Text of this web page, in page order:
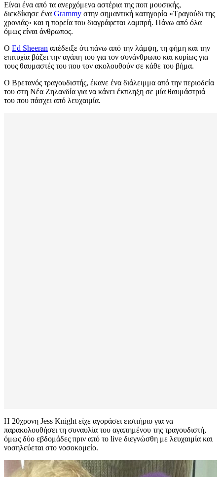
Είναι ένα από τα ανερχόμενα αστέρια της ποπ μουσικής,
διεκδίκησε ένα Grammy στην σημαντική κατηγορία «Τραγούδι της
χρονιάς» και η πορεία του διαγράφεται λαμπρή. Πάνω από όλα
όμως είναι άνθρωπος.
Ο Ed Sheeran απέδειξε ότι πάνω από την λάμψη, τη φήμη και την
επιτυχία βάζει την αγάπη του για τον συνάνθρωπο και κυρίως για
τους θαυμαστές του που τον ακολουθούν σε κάθε του βήμα.
Ο Βρετανός τραγουδιστής, έκανε ένα διάλειμμα από την περιοδεία
του στη Νέα Ζηλανδία για να κάνει έκπληξη σε μία θαυμάστριά
του που πάσχει από λευχαιμία.
Η 20χρονη Jess Knight είχε αγοράσει εισιτήριο για να
παρακολουθήσει τη συναυλία του αγαπημένου της τραγουδιστή,
όμως δύο εβδομάδες πριν από το live διεγνώσθη με λευχαιμία και
νοσηλεύεται στο νοσοκομείο.